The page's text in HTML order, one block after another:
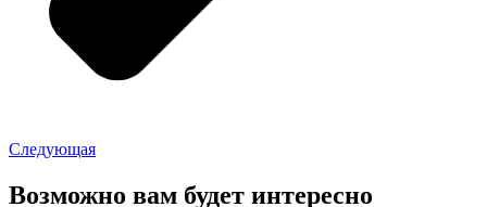
Следующая
Возможно вам будет интересно